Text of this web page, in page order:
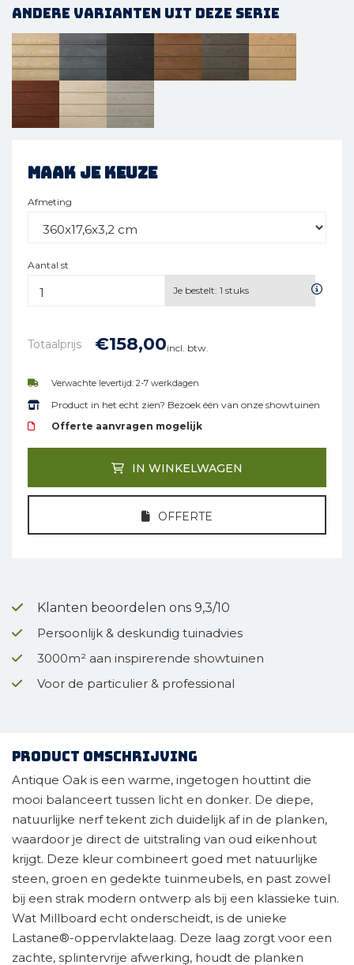
Andere varianten uit deze serie
Maak je keuze
Afmeting
Aantal st
Je bestelt: 1 stuks
Totaalprijs €158,00incl. btw.
Verwachte levertijd: 2-7 werkdagen
Product in het echt zien? Bezoek één van onze showtuinen
Offerte aanvragen mogelijk
IN WINKELWAGEN
OFFERTE
Klanten beoordelen ons 9,3/10
Persoonlijk & deskundig tuinadvies
3000m² aan inspirerende showtuinen
Voor de particulier & professional
Product omschrijving
Antique Oak is een warme, ingetogen houttint die
mooi balanceert tussen licht en donker. De diepe,
natuurlijke nerf tekent zich duidelijk af in de planken,
waardoor je direct de uitstraling van oud eikenhout
krijgt. Deze kleur combineert goed met natuurlijke
steen, groen en gedekte tuinmeubels, en past zowel
bij een strak modern ontwerp als bij een klassieke tuin.
Wat Millboard echt onderscheidt, is de unieke
Lastane®-oppervlaktelaag. Deze laag zorgt voor een
zachte, splintervrije afwerking, houdt de planken